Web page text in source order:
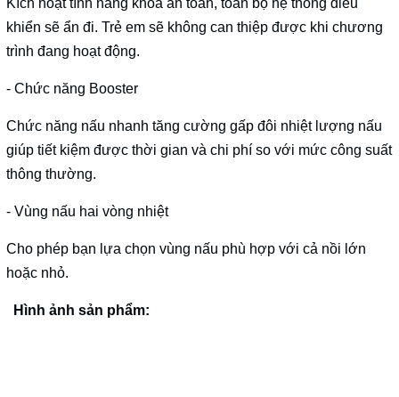
Kích hoạt tính năng khóa an toàn, toàn bộ hệ thống điều
khiển sẽ ẩn đi. Trẻ em sẽ không can thiệp được khi chương
trình đang hoạt động.
- Chức năng Booster
Chức năng nấu nhanh tăng cường gấp đôi nhiệt lượng nấu
giúp tiết kiệm được thời gian và chi phí so với mức công suất
thông thường.
- Vùng nấu hai vòng nhiệt
Cho phép bạn lựa chọn vùng nấu phù hợp với cả nồi lớn
hoặc nhỏ.
Hình ảnh sản phẩm: